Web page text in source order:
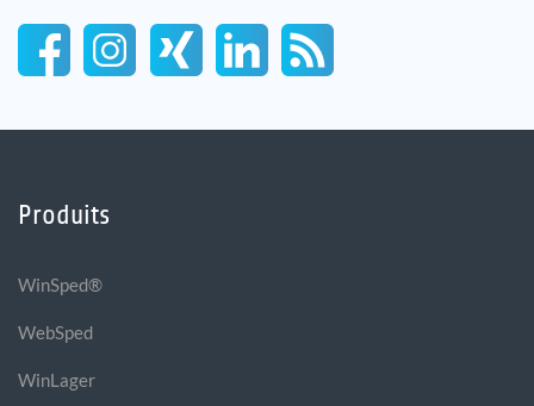
Produits
WinSped®
WebSped
WinLager